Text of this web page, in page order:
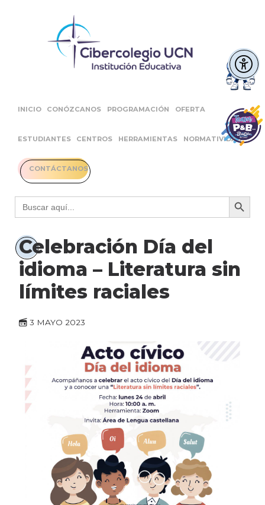
INICIO CONÓZCANOS PROGRAMACIÓN OFERTA
ESTUDIANTES CENTROS HERRAMIENTAS NORMATIVIDAD
CONTÁCTANOS
Buscar: Botón
Celebración Día del
idioma – Literatura sin
límites raciales
3 MAYO 2023